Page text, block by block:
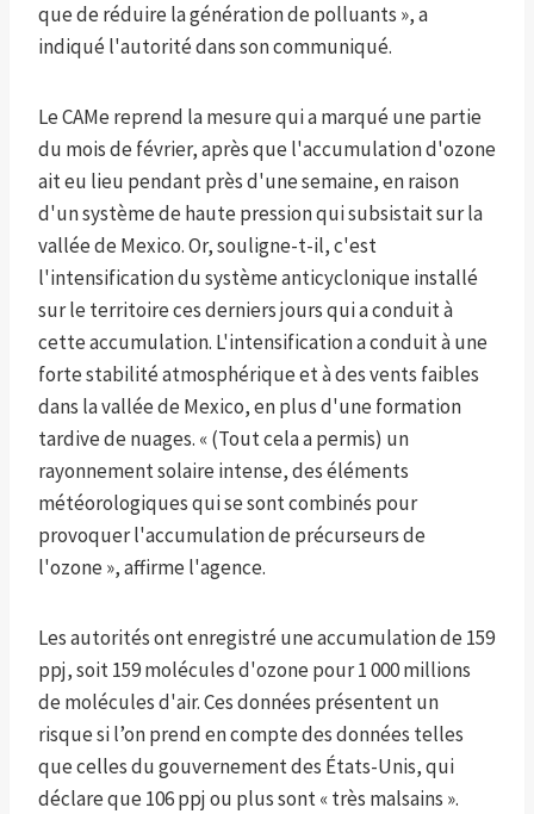
que de réduire la génération de polluants », a
indiqué l'autorité dans son communiqué.
Le CAMe reprend la mesure qui a marqué une partie
du mois de février, après que l'accumulation d'ozone
ait eu lieu pendant près d'une semaine, en raison
d'un système de haute pression qui subsistait sur la
vallée de Mexico. Or, souligne-t-il, c'est
l'intensification du système anticyclonique installé
sur le territoire ces derniers jours qui a conduit à
cette accumulation. L'intensification a conduit à une
forte stabilité atmosphérique et à des vents faibles
dans la vallée de Mexico, en plus d'une formation
tardive de nuages. « (Tout cela a permis) un
rayonnement solaire intense, des éléments
météorologiques qui se sont combinés pour
provoquer l'accumulation de précurseurs de
l'ozone », affirme l'agence.
Les autorités ont enregistré une accumulation de 159
ppj, soit 159 molécules d'ozone pour 1 000 millions
de molécules d'air. Ces données présentent un
risque si l’on prend en compte des données telles
que celles du gouvernement des États-Unis, qui
déclare que 106 ppj ou plus sont « très malsains ».